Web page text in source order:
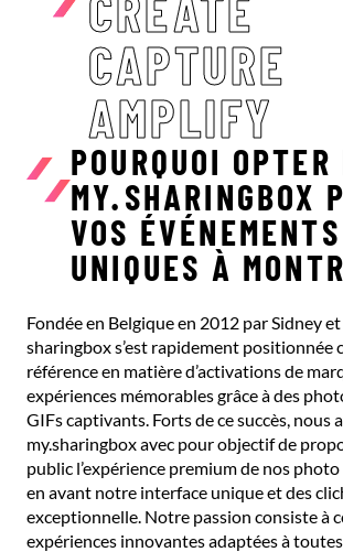
CAPTURE
AMPLIFY
POURQUOI OPTER
MY.SHARINGBOX
VOS ÉVÉNEMENTS
UNIQUES À
Fondée en Belgique en 2012 par Sidney
sharingbox s’est rapidement positionnée
référence en matière d’activations de
expériences mémorables grâce à des
GIFs captivants. Forts de ce succès, nous
my.sharingbox avec pour objectif de
public l’expérience premium de nos
en avant notre interface unique et des
exceptionnelle. Notre passion consiste à
expériences innovantes adaptées à